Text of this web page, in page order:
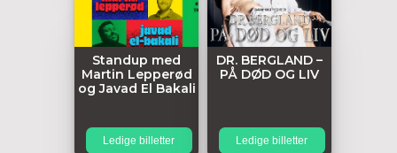
Standup med
Martin Lepperød
og Javad El Bakali
Ledige billetter
DR. BERGLAND –
PÅ DØD OG LIV
Ledige billetter